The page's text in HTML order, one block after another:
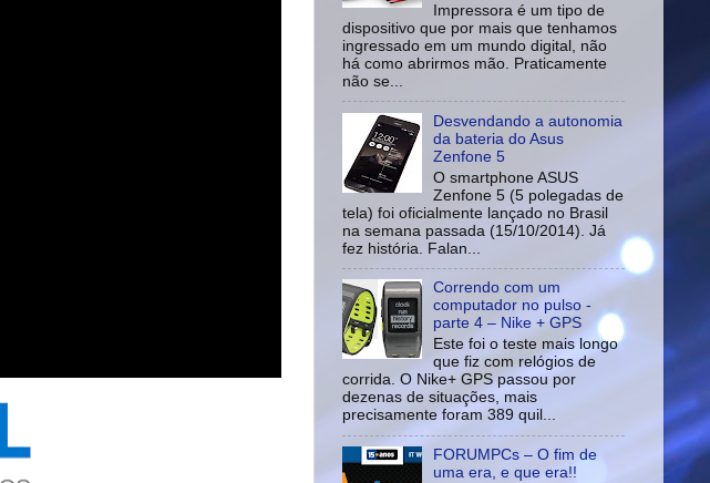
Impressora é um tipo de
dispositivo que por mais que tenhamos
ingressado em um mundo digital, não
há como abrirmos mão. Praticamente
não se...
Desvendando a autonomia
da bateria do Asus
Zenfone 5
O smartphone ASUS
Zenfone 5 (5 polegadas de
tela) foi oficialmente lançado no Brasil
na semana passada (15/10/2014). Já
fez história. Falan...
Correndo com um
computador no pulso -
parte 4 – Nike + GPS
Este foi o teste mais longo
que fiz com relógios de
corrida. O Nike+ GPS passou por
dezenas de situações, mais
precisamente foram 389 quil...
FORUMPCs – O fim de
uma era, e que era!!